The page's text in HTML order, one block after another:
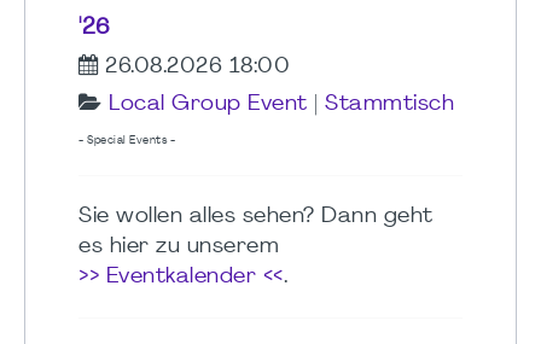
'26
26.08.2026 18:00
Local Group Event
Stammtisch
- Special Events -
Sie wollen alles sehen? Dann geht
es hier zu unserem
>> Eventkalender <<.